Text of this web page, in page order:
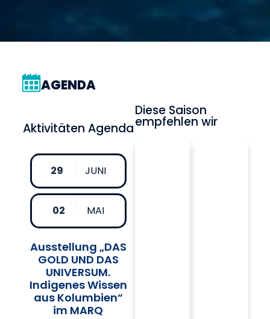
AGENDA
Diese Saison
empfehlen wir
Aktivitäten Agenda
29 JUNI
02 MAI
Ausstellung „DAS
GOLD UND DAS
UNIVERSUM.
Indigenes Wissen
aus Kolumbien“
im MARQ